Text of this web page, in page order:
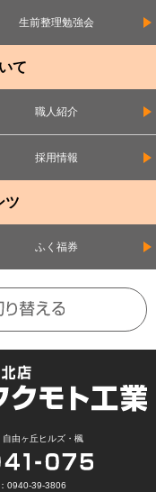
生前整理勉強会
て
職人紹介
採用情報
ツ
ふく福券
由ヶ丘ヒルズ・楓
39-3806